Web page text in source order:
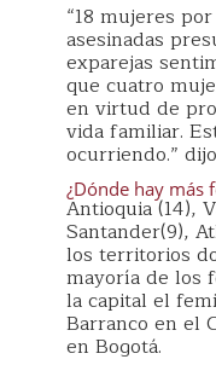
“18 mujeres
asesinadas
exparejas
que cuatro
en virtud de
vida familiar.
ocurriendo.”
¿Dónde hay más
Antioquia (14),
Santander(9),
los territorios
mayoría de los
la capital el
Barranco en el
en Bogotá.